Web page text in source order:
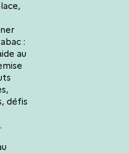
:
au
défis